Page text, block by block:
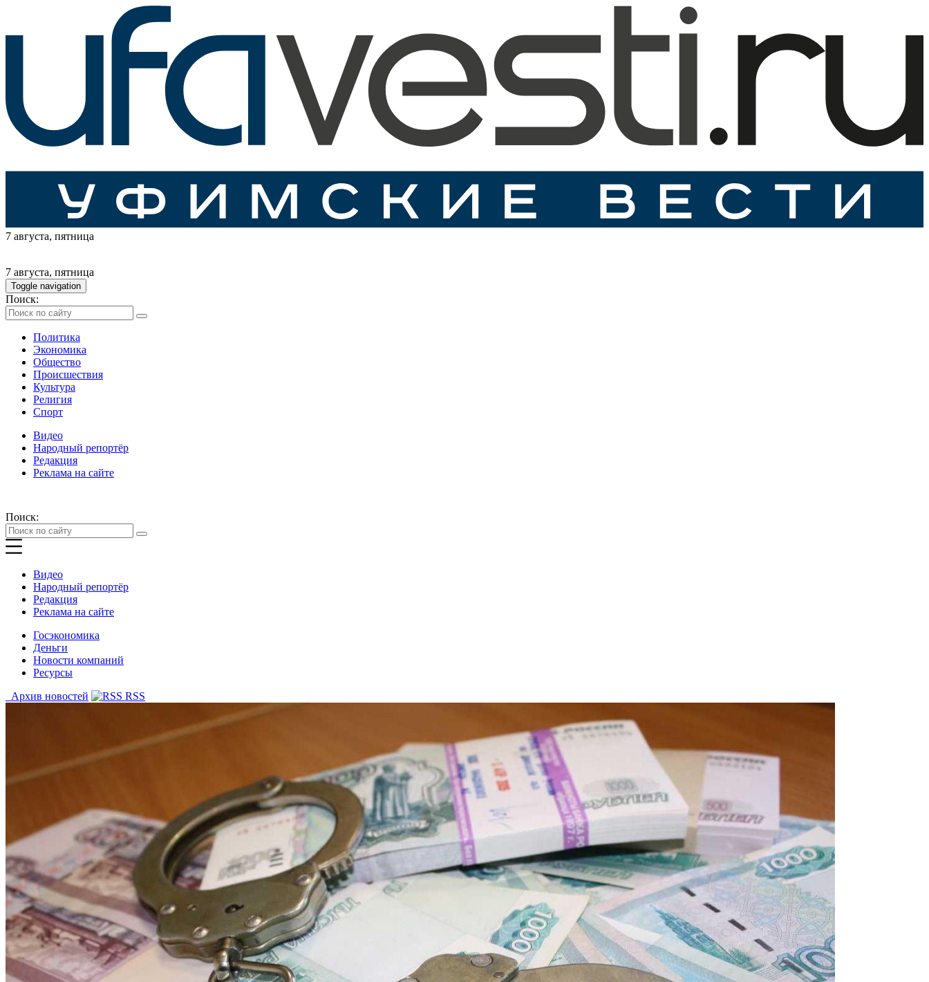
7 августа, пятница
7 августа, пятница
Toggle navigation
Поиск:
Политика
Экономика
Общество
Происшествия
Культура
Религия
Спорт
Видео
Народный репортёр
Редакция
Реклама на сайте
Поиск:
Видео
Народный репортёр
Редакция
Реклама на сайте
Госэкономика
Деньги
Новости компаний
Ресурсы
Архив новостей
RSS